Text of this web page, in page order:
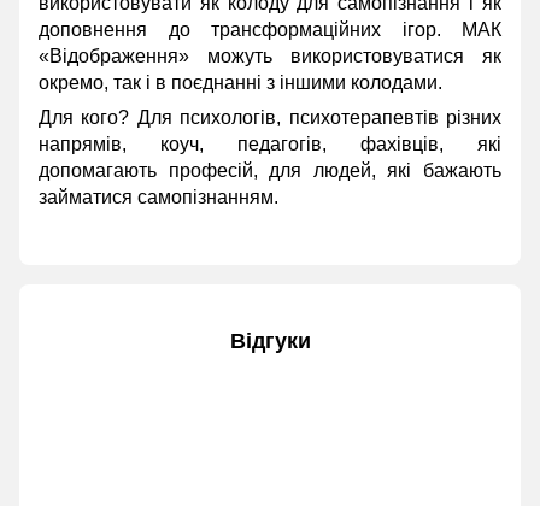
доповнення до трансформаційних ігор. МАК
«Відображення» можуть використовуватися як
окремо, так і в поєднанні з іншими колодами.
Для кого? Для психологів, психотерапевтів різних
напрямів, коуч, педагогів, фахівців, які
допомагають професій, для людей, які бажають
займатися самопізнанням.
Відгуки